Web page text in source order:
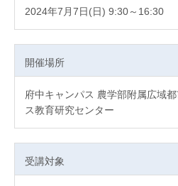
2024年7月7日(日) 9:30～16:30
開催場所
府中キャンパス 農学部附属広域
ス教育研究センター
受講対象